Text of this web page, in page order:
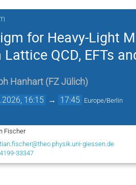
for Heavy-Light
QCD, EFTs
Hanhart (FZ Jülich)
16:15 → 17:45 Europe/Berlin
Fischer
giessen.de
33347